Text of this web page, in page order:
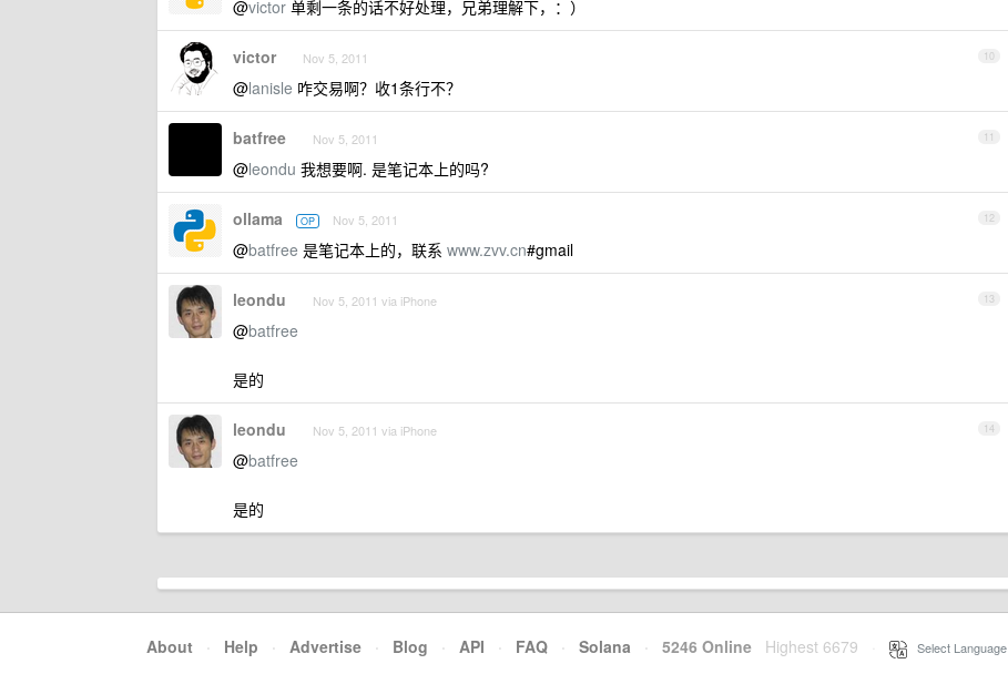
@victor 单剩一条的话不好处理，兄弟理解下，：）
10
victor Nov 5, 2011
@lanisle 咋交易啊？收1条行不？
11
batfree Nov 5, 2011
@leondu 我想要啊. 是笔记本上的吗?
12
ollama OP Nov 5, 2011
@batfree 是笔记本上的，联系 www.zvv.cn#gmail
13
leondu Nov 5, 2011 via iPhone
@batfree
是的
14
leondu Nov 5, 2011 via iPhone
@batfree
是的
About · Help · Advertise · Blog · API · FAQ · Solana · 5246 Online Highest 6679 Select Language